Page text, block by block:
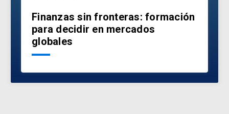
Finanzas sin fronteras: formación
para decidir en mercados
globales